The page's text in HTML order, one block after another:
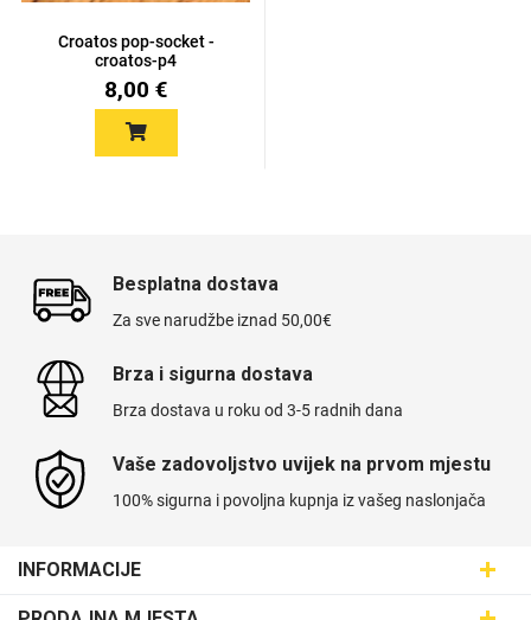
Croatos pop-socket -
croatos-p4
8,00 €
Besplatna dostava
Za sve narudžbe iznad 50,00€
Brza i sigurna dostava
Brza dostava u roku od 3-5 radnih dana
Vaše zadovoljstvo uvijek na prvom mjestu
100% sigurna i povoljna kupnja iz vašeg naslonjača
INFORMACIJE
Svemirska kolekcija